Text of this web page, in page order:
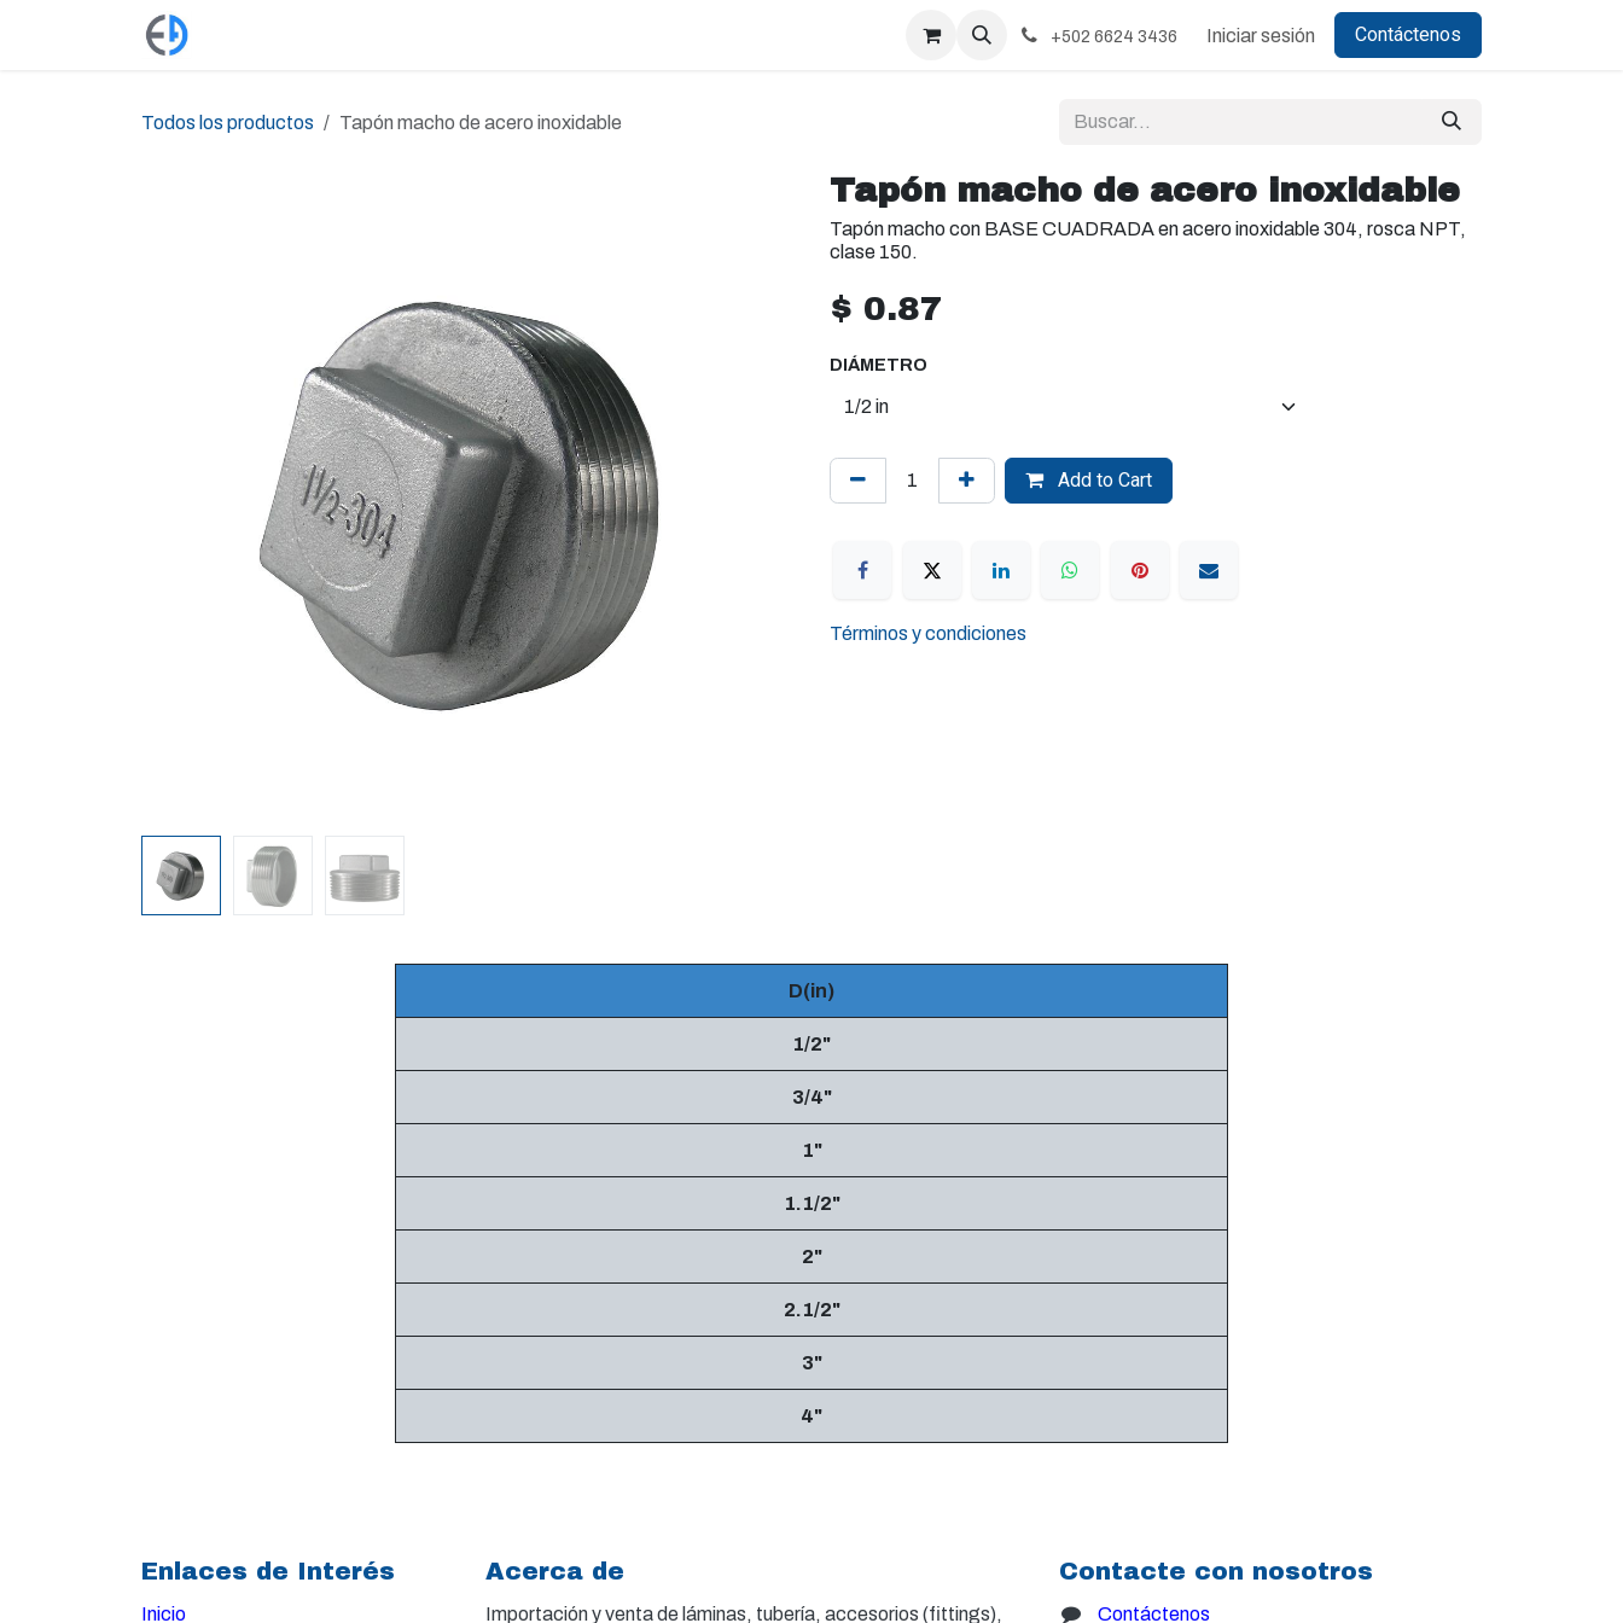
+502 6624 3436 Iniciar sesión Contáctenos
Todos los productos Tapón macho de acero inoxidable
Tapón macho de acero inoxidable
Tapón macho con BASE CUADRADA en acero inoxidable 304, rosca NPT,
clase 150.
$ 0.87
DIÁMETRO
Add to Cart
Términos y condiciones
D(in)
1/2"
3/4"
1"
1.1/2"
2"
2.1/2"
3"
4"
Enlaces de Interés
Inicio
Acerca de
Importación y venta de láminas, tubería, accesorios (fittings),
Contacte con nosotros
Contáctenos